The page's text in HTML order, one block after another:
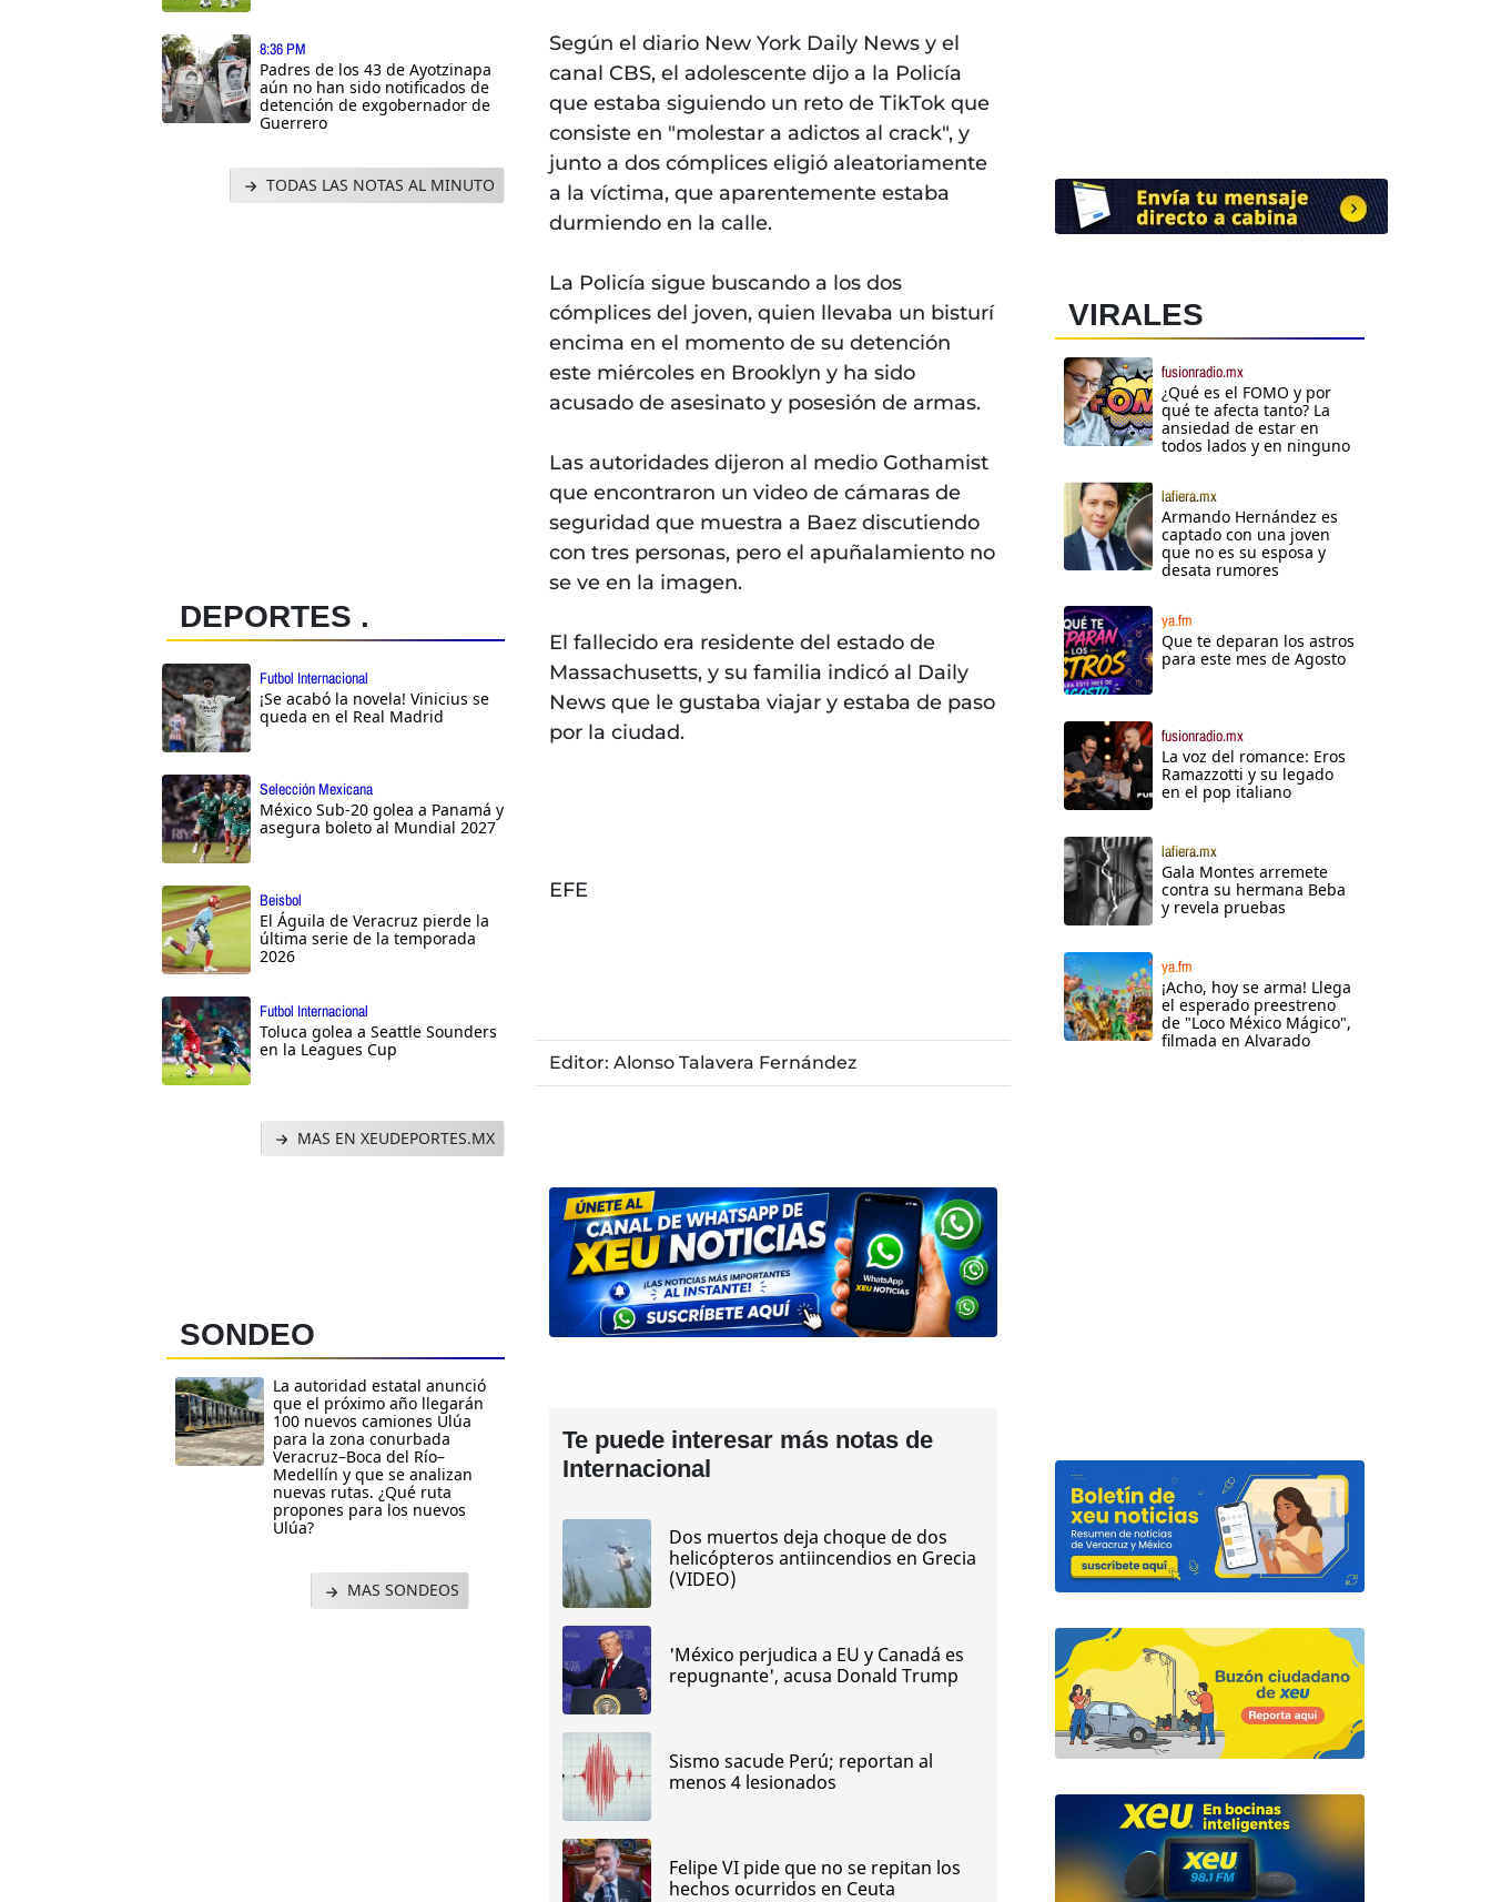
8:36 PM
Padres de los 43 de Ayotzinapa
aún no han sido notificados de
detención de exgobernador de
Guerrero
TODAS LAS NOTAS AL MINUTO
DEPORTES .
Futbol Internacional
¡Se acabó la novela! Vinicius se
queda en el Real Madrid
Selección Mexicana
México Sub-20 golea a Panamá y
asegura boleto al Mundial 2027
Beisbol
El Águila de Veracruz pierde la
última serie de la temporada
2026
Futbol Internacional
Toluca golea a Seattle Sounders
en la Leagues Cup
MAS EN XEUDEPORTES.MX
SONDEO
La autoridad estatal anunció
que el próximo año llegarán
100 nuevos camiones Ulúa
para la zona conurbada
Veracruz–Boca del Río–
Medellín y que se analizan
nuevas rutas. ¿Qué ruta
propones para los nuevos
Ulúa?
MAS SONDEOS
Según el diario New York Daily News y el
canal CBS, el adolescente dijo a la Policía
que estaba siguiendo un reto de TikTok que
consiste en "molestar a adictos al crack", y
junto a dos cómplices eligió aleatoriamente
a la víctima, que aparentemente estaba
durmiendo en la calle.
La Policía sigue buscando a los dos
cómplices del joven, quien llevaba un bisturí
encima en el momento de su detención
este miércoles en Brooklyn y ha sido
acusado de asesinato y posesión de armas.
Las autoridades dijeron al medio Gothamist
que encontraron un video de cámaras de
seguridad que muestra a Baez discutiendo
con tres personas, pero el apuñalamiento no
se ve en la imagen.
El fallecido era residente del estado de
Massachusetts, y su familia indicó al Daily
News que le gustaba viajar y estaba de paso
por la ciudad.
EFE
Editor: Alonso Talavera Fernández
Te puede interesar más notas de
Internacional
Dos muertos deja choque de dos
helicópteros antiincendios en Grecia
(VIDEO)
'México perjudica a EU y Canadá es
repugnante', acusa Donald Trump
Sismo sacude Perú; reportan al
menos 4 lesionados
Felipe VI pide que no se repitan los
hechos ocurridos en Ceuta
VIRALES
fusionradio.mx
¿Qué es el FOMO y por
qué te afecta tanto? La
ansiedad de estar en
todos lados y en ninguno
lafiera.mx
Armando Hernández es
captado con una joven
que no es su esposa y
desata rumores
ya.fm
Que te deparan los astros
para este mes de Agosto
fusionradio.mx
La voz del romance: Eros
Ramazzotti y su legado
en el pop italiano
lafiera.mx
Gala Montes arremete
contra su hermana Beba
y revela pruebas
ya.fm
¡Acho, hoy se arma! Llega
el esperado preestreno
de "Loco México Mágico",
filmada en Alvarado